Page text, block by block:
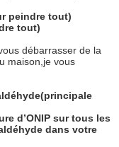
peindre tout)
tout)
débarrasser de la
maison,je vous
d’ONIP sur tous les
dans votre